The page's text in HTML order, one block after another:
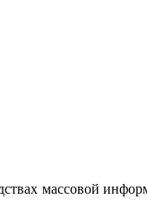
массовой